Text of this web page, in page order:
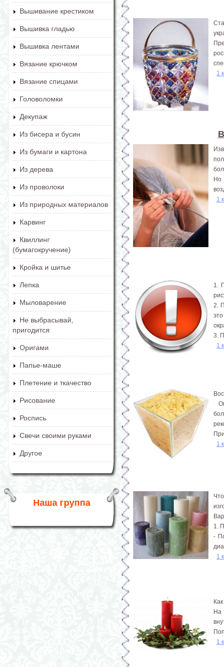
Вышивание крестиком
Вышивка гладью
Вышивка лентами
Вязание крючком
Вязание спицами
Головоломки
Декупаж
Из бисера и бусин
Из бумаги и картона
Из дерева
Из проволоки
Из природных материалов
Карвинг
Квиллинг
(бумагокручение)
Кройка и шитье
Лепка
Мыловарение
Не выбрасывай,
пригодится
Оригами
Папье-маше
Плетение и ткачество
Рисование
Роспись
Свечи своими руками
Другое
Наша группа
1
Но
1
1.
2.
3.
1
1
1.
-
1
На
1